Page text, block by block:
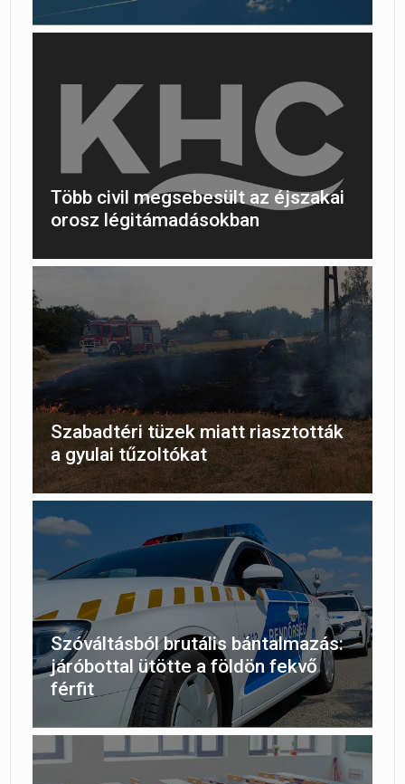
Több civil megsebesült az éjszakai
orosz légitámadásokban
Szabadtéri tüzek miatt riasztották
a gyulai tűzoltókat
Szóváltásból brutális bántalmazás:
járóbottal ütötte a földön fekvő
férfit